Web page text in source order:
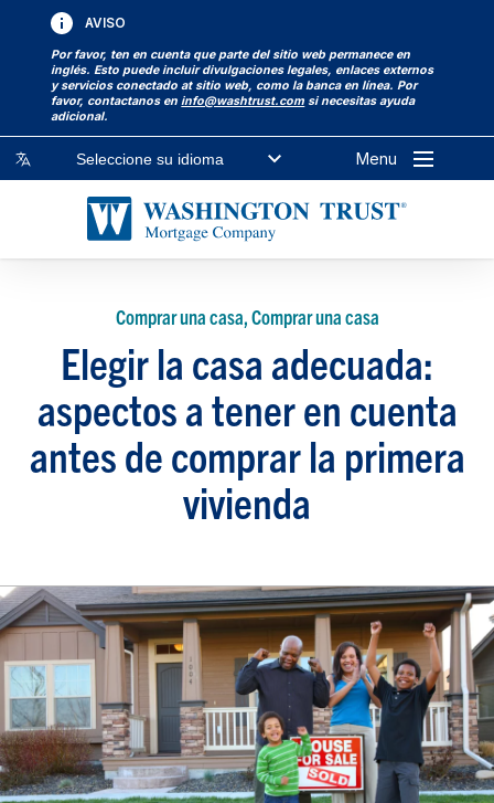
AVISO
Por favor, ten en cuenta que parte del sitio web permanece en
inglés. Esto puede incluir divulgaciones legales, enlaces externos
y servicios conectado at sitio web, como la banca en línea. Por
favor, contactanos eninfo@washtrust.com si necesitas ayuda
adicional.
Seleccione su idioma Menu
Comprar una casa, Comprar una casa
Elegir la casa adecuada:
aspectos a tener en cuenta
antes de comprar la primera
vivienda